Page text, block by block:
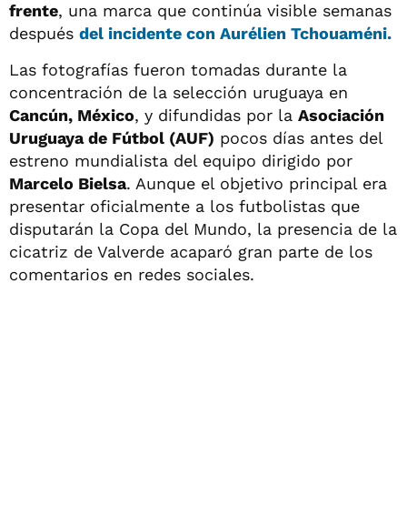
frente, una marca que continúa visible semanas
después del incidente con Aurélien Tchouaméni.
Las fotografías fueron tomadas durante la
concentración de la selección uruguaya en
Cancún, México, y difundidas por la Asociación
Uruguaya de Fútbol (AUF) pocos días antes del
estreno mundialista del equipo dirigido por
Marcelo Bielsa. Aunque el objetivo principal era
presentar oficialmente a los futbolistas que
disputarán la Copa del Mundo, la presencia de la
cicatriz de Valverde acaparó gran parte de los
comentarios en redes sociales.